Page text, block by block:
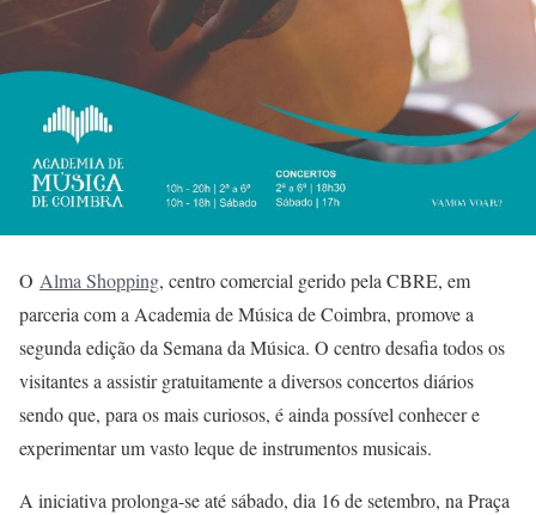
O Alma Shopping, centro comercial gerido pela CBRE, em
parceria com a Academia de Música de Coimbra, promove a
segunda edição da Semana da Música. O centro desafia todos os
visitantes a assistir gratuitamente a diversos concertos diários
sendo que, para os mais curiosos, é ainda possível conhecer e
experimentar um vasto leque de instrumentos musicais.
A iniciativa prolonga-se até sábado, dia 16 de setembro, na Praça